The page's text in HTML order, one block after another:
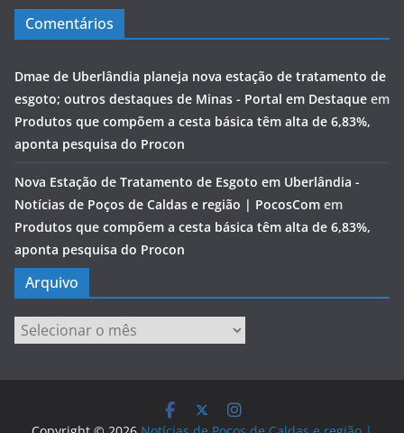
Comentários
Dmae de Uberlândia planeja nova estação de tratamento de
esgoto; outros destaques de Minas - Portal em Destaque em
Produtos que compõem a cesta básica têm alta de 6,83%,
aponta pesquisa do Procon
Nova Estação de Tratamento de Esgoto em Uberlândia -
Notícias de Poços de Caldas e região | PocosCom em
Produtos que compõem a cesta básica têm alta de 6,83%,
aponta pesquisa do Procon
Arquivo
Arquivo